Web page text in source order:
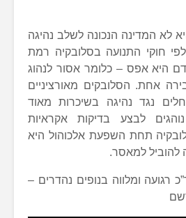
לא המדינה הנכונה לשלב נהיגה
חוקי התנועה בסלובקיה רמת
היא אפס – כלומר אסור לנהוג
אחת. הסלובקים מאורציניים
נגד נהיגה בשיכרות מאוד
לבצע בדיקות אקראיות
תחת השפעת אלכוהול היא
להוביל למאסר.
רגועה ומלווה בנופים נהדרים –